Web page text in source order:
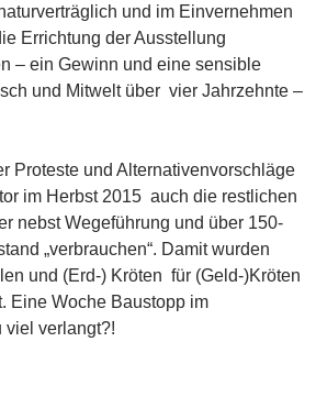
und im Einvernehmen
Errichtung der Ausstellung
– ein Gewinn und eine sensible
und Mitwelt über vier Jahrzehnte –
Proteste und Alternativenvorschläge
im Herbst 2015 auch die restlichen
nebst Wegeführung und über 150-
„verbrauchen“. Damit wurden
und (Erd-) Kröten für (Geld-)Kröten
Eine Woche Baustopp im
viel verlangt?!